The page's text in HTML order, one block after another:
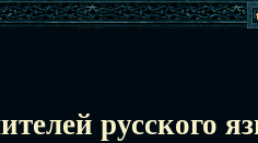
русского